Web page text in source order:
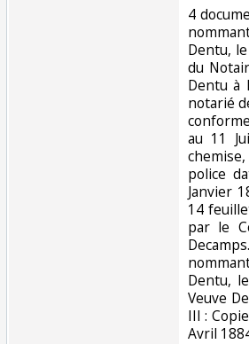
‎4
Dentu,
du
Dentu à
notarié
au 11
police
Janvier
14
par le
Dentu,
Veuve
III :
Avril